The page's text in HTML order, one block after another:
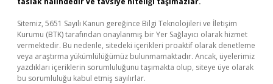
Sitemiz, 5651 Sayılı Kanun gereğince Bilgi Teknolojileri ve İletişim
Kurumu (BTK) tarafından onaylanmış bir Yer Sağlayıcı olarak hizmet
vermektedir. Bu nedenle, sitedeki içerikleri proaktif olarak denetleme
veya araştırma yükümlülüğümüz bulunmamaktadır. Ancak, üyelerimiz
yazdıkları içeriklerin sorumluluğunu taşımakta olup, siteye üye olarak
bu sorumluluğu kabul etmiş sayılırlar.